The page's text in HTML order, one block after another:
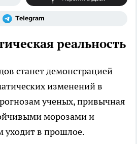
реальность
станет демонстрацией
изменений в
ученых, привычная
морозами и
в прошлое.